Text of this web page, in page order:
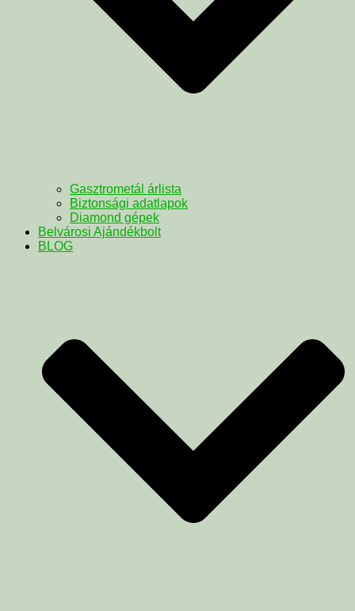
Gasztrometál árlista
Biztonsági adatlapok
Diamond gépek
Belvárosi Ajándékbolt
BLOG